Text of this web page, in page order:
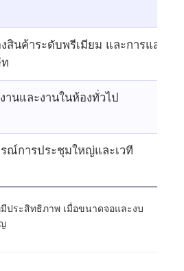
สินค้าระดับพรีเมียม และการแสดงสิ
านและงานในห้องทั่วไป
ณ์การประชุมใหญ่และเวที
ประสิทธิภาพ เมื่อขนาดจอและงบ